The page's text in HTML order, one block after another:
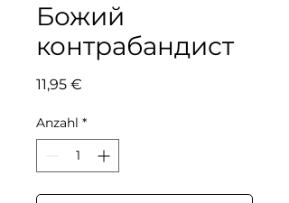
Божий
контрабандист
11,95 €
Anzahl *